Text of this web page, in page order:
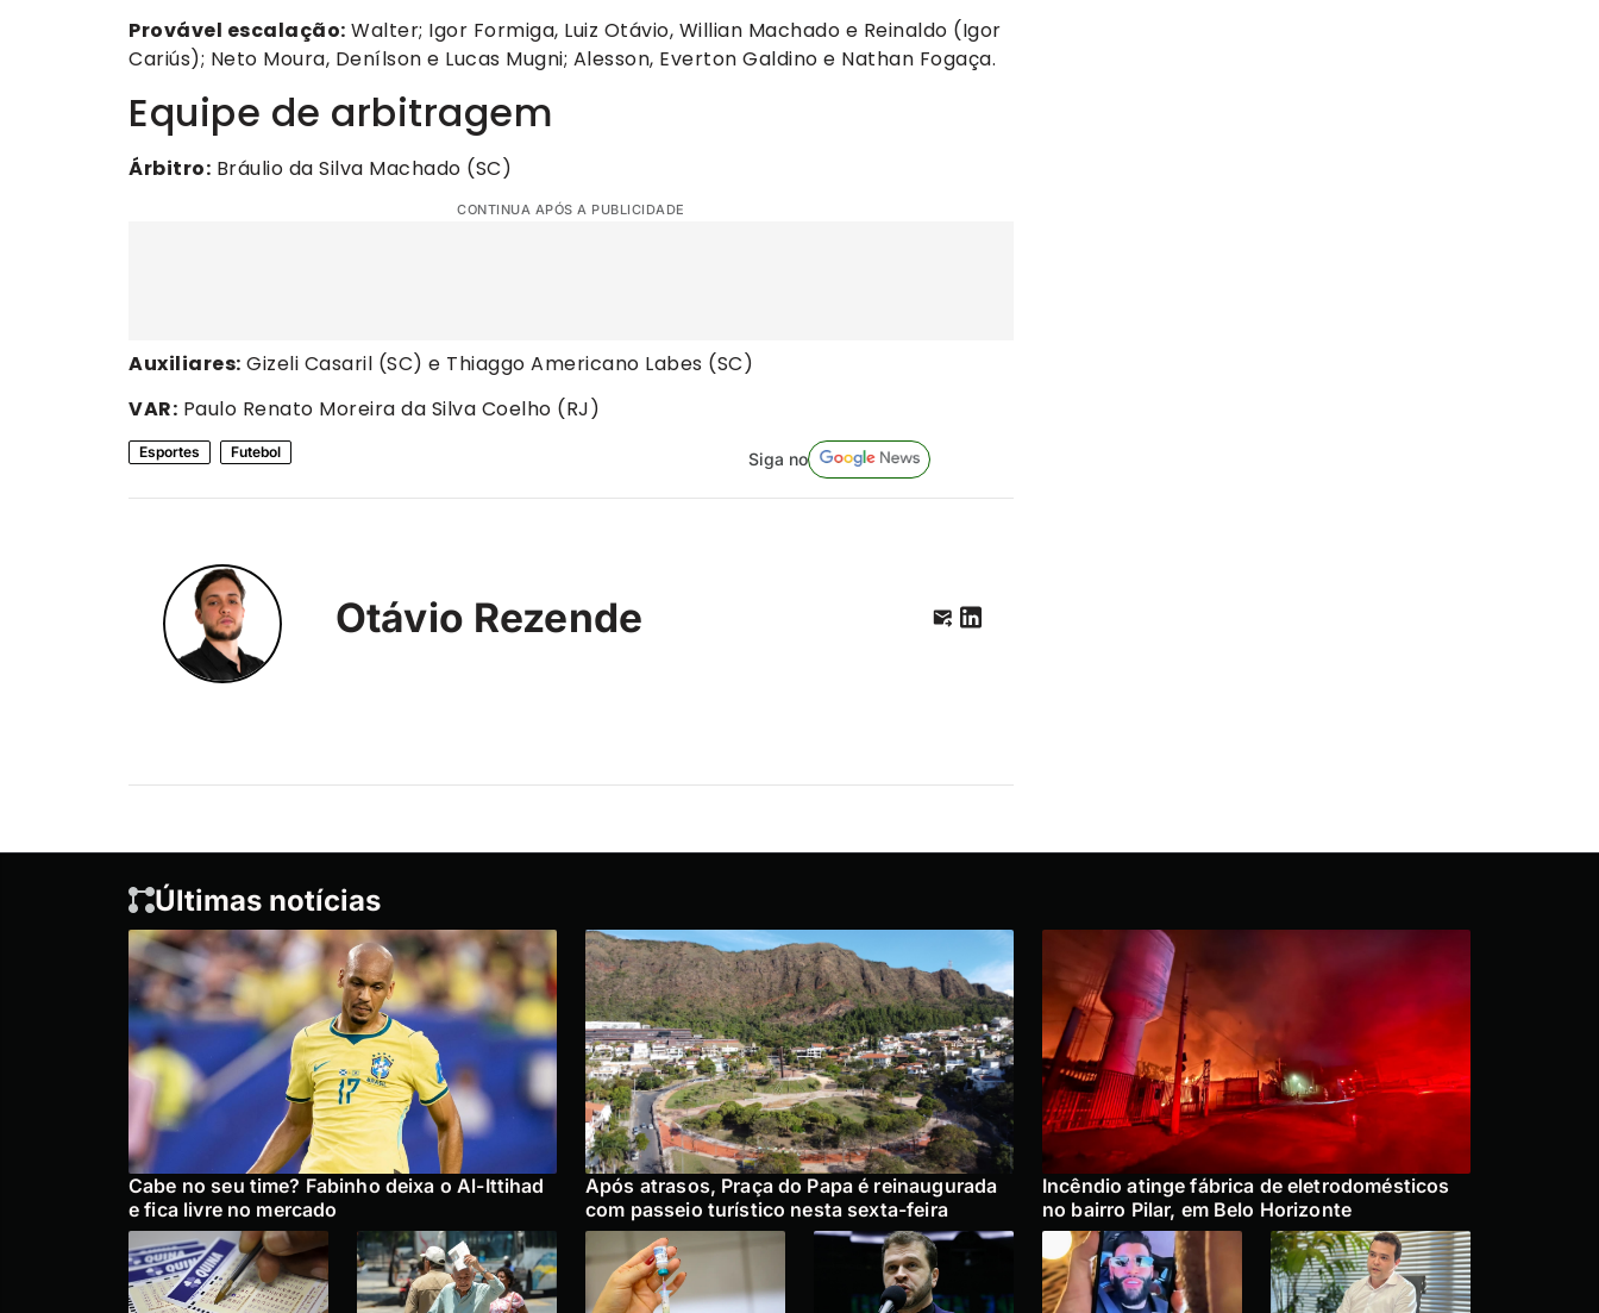
Provável escalação: Walter; Igor Formiga, Luiz Otávio, Willian Machado e Reinaldo (Igor
Cariús); Neto Moura, Denílson e Lucas Mugni; Alesson, Everton Galdino e Nathan Fogaça.
Equipe de arbitragem
Árbitro: Bráulio da Silva Machado (SC)
CONTINUA APÓS A PUBLICIDADE
Auxiliares: Gizeli Casaril (SC) e Thiaggo Americano Labes (SC)
VAR: Paulo Renato Moreira da Silva Coelho (RJ)
Esportes Futebol Siga no
Otávio Rezende
Últimas notícias
Cabe no seu time? Fabinho deixa o Al-Ittihad
e fica livre no mercado
Após atrasos, Praça do Papa é reinaugurada
com passeio turístico nesta sexta-feira
Incêndio atinge fábrica de eletrodomésticos
no bairro Pilar, em Belo Horizonte